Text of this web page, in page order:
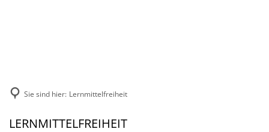
Sie sind hier: Lernmittelfreiheit
LERNMITTELFREIHEIT